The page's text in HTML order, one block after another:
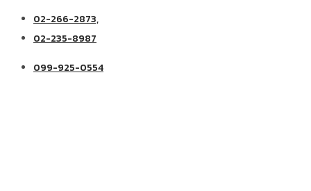
02-266-2873,
02-235-8987
099-925-0554